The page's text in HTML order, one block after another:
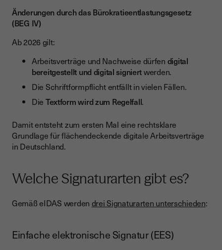
Änderungen durch das Bürokratieentlastungsgesetz
(BEG IV)
Ab 2026 gilt:
Arbeitsverträge und Nachweise dürfen digital
bereitgestellt und digital signiertwerden.
Die Schriftformpflicht entfällt in vielen Fällen.
Die Textform wird zum Regelfall.
Damit entsteht zum ersten Mal eine rechtsklare
Grundlage für flächendeckende digitale Arbeitsverträge
in Deutschland.
Welche Signaturarten gibt es?
Gemäß eIDAS werden drei Signaturarten unterschieden:
Einfache elektronische Signatur (EES)